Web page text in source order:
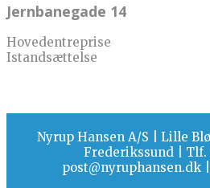
Jernbanegade 14
Hovedentreprise
Istandsættelse
Nyrup Hansen A/S | Lille
Frederikssund | Tlf.
post@nyruphansen.dk |